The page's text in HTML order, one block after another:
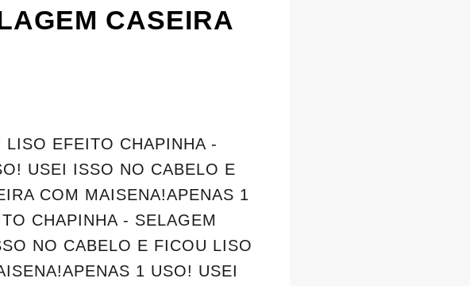
CASEIRA
EFEITO CHAPINHA -
USEI ISSO NO CABELO E
COM MAISENA!APENAS 1
CHAPINHA - SELAGEM
NO CABELO E FICOU LISO
1 USO! USEI